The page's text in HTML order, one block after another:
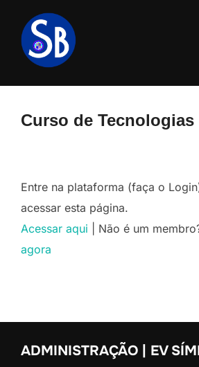
para
conteúdo
Curso de
Entre na plataforma (faça o
acessar esta página.
Acessar aqui | Não é um
agora
ADMINISTRAÇÃO | EV